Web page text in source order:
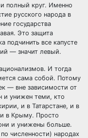
полный круг. Именно
русского народа в
государства
Это защита
подчинить все капусте
— значит левый.
И тогда
сама собой. Потому
— вне зависимости от
и унижен теми, кто
и в Татарстане, и в
и в Крыму. Просто
и унижены больше.
численности) народах